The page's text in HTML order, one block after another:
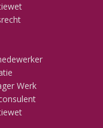
Werk